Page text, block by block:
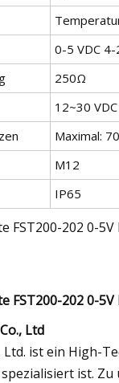
0-5 VDC 4-
250Ω
12~30
Maximal:
M12
IP65
Ltd
Ltd. ist ein High-
ist.